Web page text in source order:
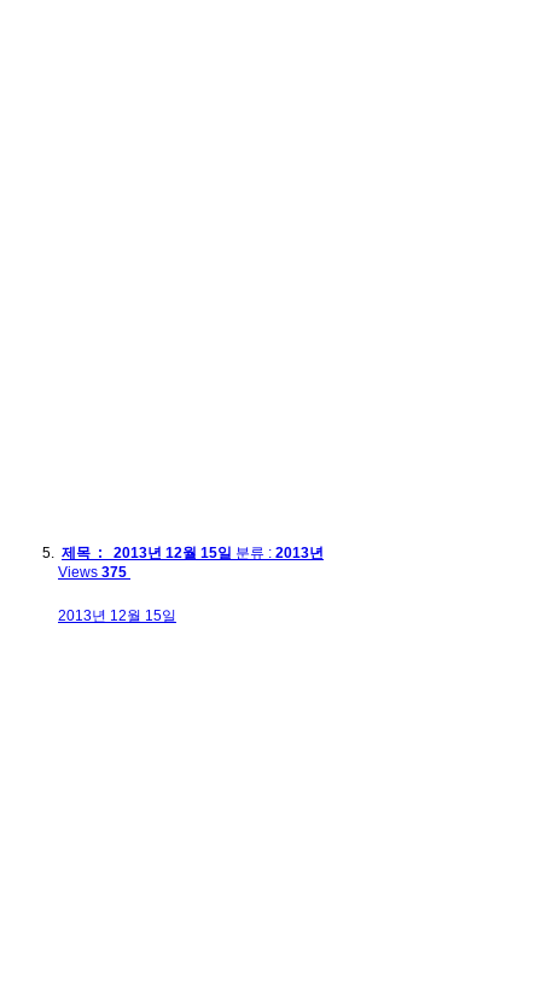
제목 : 2013년 12월 15일 분류 : 2013년
Views 375
2013년 12월 15일